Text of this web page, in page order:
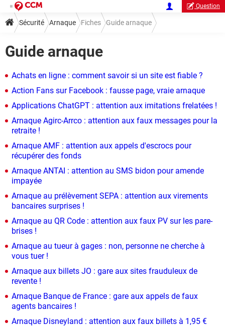
Question
Sécurité Arnaque Fiches Guide arnaque
Guide arnaque
Achats en ligne : comment savoir si un site est fiable ?
Action Fans sur Facebook : fausse page, vraie arnaque
Applications ChatGPT : attention aux imitations frelatées !
Arnaque Agirc-Arrco : attention aux faux messages pour la
retraite !
Arnaque AMF : attention aux appels d'escrocs pour
récupérer des fonds
Arnaque ANTAI : attention au SMS bidon pour amende
impayée
Arnaque au prélèvement SEPA : attention aux virements
bancaires surprises !
Arnaque au QR Code : attention aux faux PV sur les pare-
brises !
Arnaque au tueur à gages : non, personne ne cherche à
vous tuer !
Arnaque aux billets JO : gare aux sites frauduleux de
revente !
Arnaque Banque de France : gare aux appels de faux
agents bancaires !
Arnaque Disneyland : attention aux faux billets à 1,95 €